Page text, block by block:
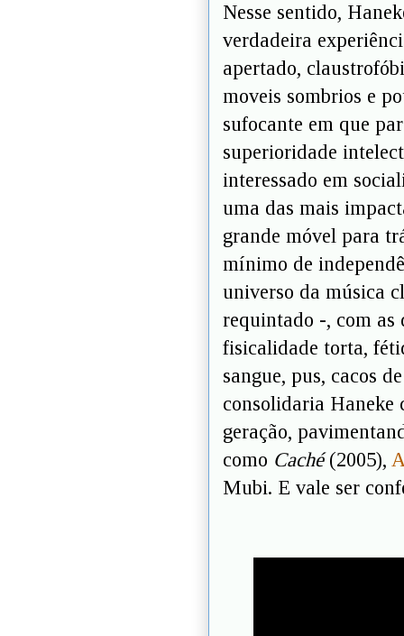
Nesse sentido,
verdadeira
apertado,
moveis sombrios e
sufocante em que
superioridade
interessado em
uma das mais
grande móvel para
mínimo de
universo da música
requintado -, com as
fisicalidade torta,
sangue, pus, cacos
consolidaria Haneke
geração,
como Caché(2005),
Mubi. E vale ser